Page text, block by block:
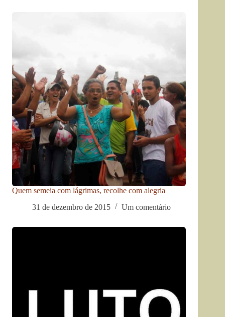
Quem semeia com lágrimas, recolhe com alegria
31 de dezembro de 2015
Um comentário